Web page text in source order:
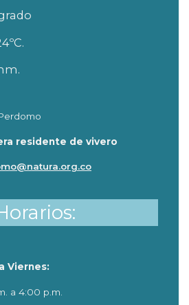
residente de vivero
Viernes:
a 4:00 p.m.